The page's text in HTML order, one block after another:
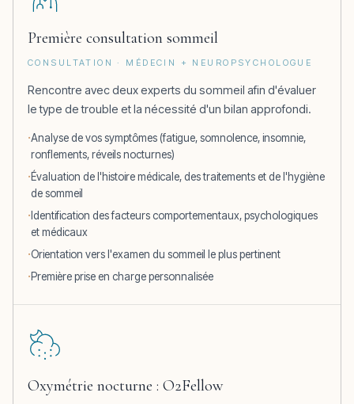
Première consultation sommeil
CONSULTATION · MÉDECIN + NEUROPSYCHOLOGUE
Rencontre avec deux experts du sommeil afin d'évaluer
le type de trouble et la nécessité d'un bilan approfondi.
Analyse de vos symptômes (fatigue, somnolence, insomnie,
ronflements, réveils nocturnes)
Évaluation de l'histoire médicale, des traitements et de l'hygiène
de sommeil
Identification des facteurs comportementaux, psychologiques
et médicaux
Orientation vers l'examen du sommeil le plus pertinent
Première prise en charge personnalisée
Oxymétrie nocturne : O2Fellow